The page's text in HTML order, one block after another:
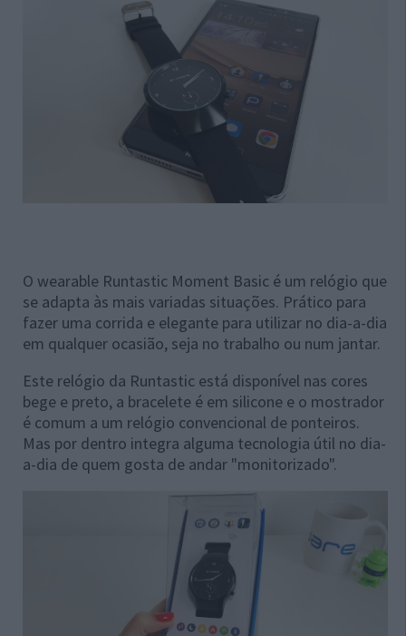
O wearable Runtastic Moment Basic é um relógio que
se adapta às mais variadas situações. Prático para
fazer uma corrida e elegante para utilizar no dia-a-dia
em qualquer ocasião, seja no trabalho ou num jantar.
Este relógio da Runtastic está disponível nas cores
bege e preto, a bracelete é em silicone e o mostrador
é comum a um relógio convencional de ponteiros.
Mas por dentro integra alguma tecnologia útil no dia-
a-dia de quem gosta de andar "monitorizado".